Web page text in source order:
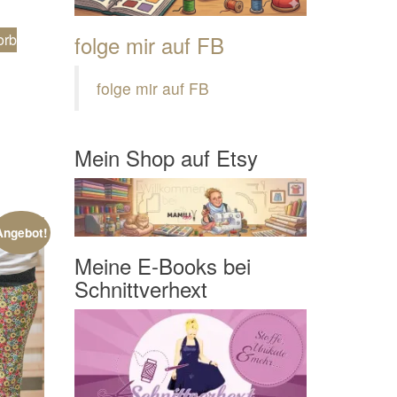
folge mir auf FB
folge mir auf FB
Mein Shop auf Etsy
Meine E-Books bei
Schnittverhext